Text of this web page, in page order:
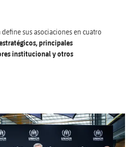
sus asociaciones en cuatro
principales
institucional y otros